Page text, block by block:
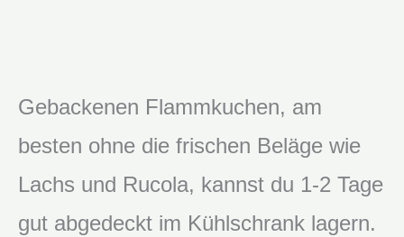
Gebackenen Flammkuchen, am
besten ohne die frischen Beläge wie
Lachs und Rucola, kannst du 1-2 Tage
gut abgedeckt im Kühlschrank lagern.